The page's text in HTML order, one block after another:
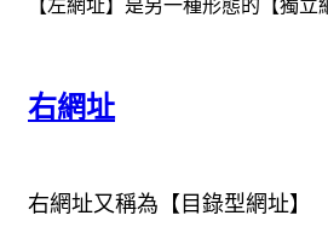
【左網址】是另一種形態的【獨立
右網址
右網址又稱為【目錄型網址】